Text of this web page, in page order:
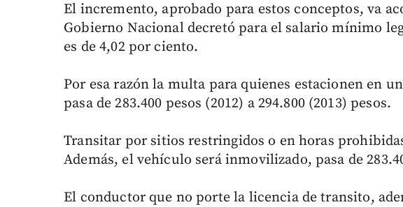
El incremento, aprobado para estos conceptos, va
Gobierno Nacional decretó para el salario mínimo
es de 4,02 por ciento.
Por esa razón la multa para quienes estacionen en
pasa de 283.400 pesos (2012) a 294.800 (2013) pesos.
Transitar por sitios restringidos o en horas
Además, el vehículo será inmovilizado, pasa de
El conductor que no porte la licencia de transito,